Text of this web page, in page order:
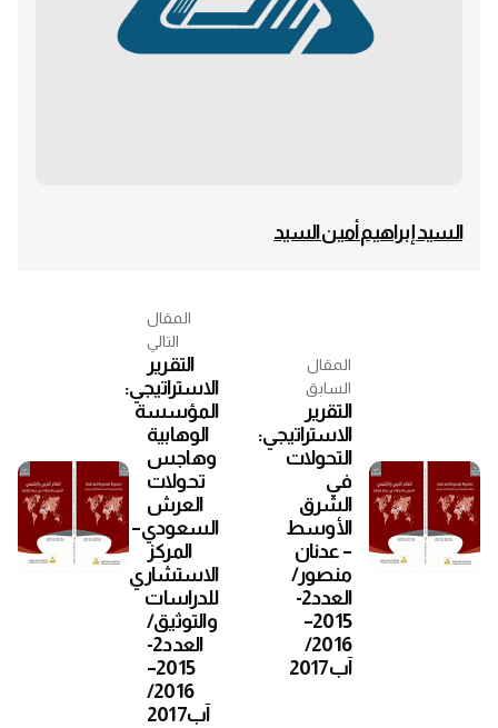
السيد إبراهيم أمين السيد
المقال
السابق
التقرير
الاستراتيجي:
التحولات
في
الشرق
الأوسط
– عدنان
منصور/
العدد2-
2015–
2016/
آب2017
المقال
التالي
التقرير
الاستراتيجي:
المؤسسة
الوهابية
وهاجس
تحولات
العرش
السعودي–
المركز
الاستشاري
للدراسات
والتوثيق/
العدد2-
2015–
2016/
آب2017